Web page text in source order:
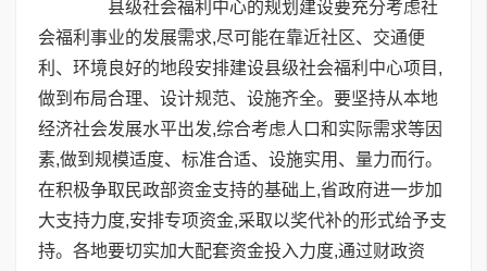
县级社会福利中心的规划建设要充分考虑社
会福利事业的发展需求,尽可能在靠近社区、交通便
利、环境良好的地段安排建设县级社会福利中心项目,
做到布局合理、设计规范、设施齐全。要坚持从本地
经济社会发展水平出发,综合考虑人口和实际需求等因
素,做到规模适度、标准合适、设施实用、量力而行。
在积极争取民政部资金支持的基础上,省政府进一步加
大支持力度,安排专项资金,采取以奖代补的形式给予支
持。各地要切实加大配套资金投入力度,通过财政资